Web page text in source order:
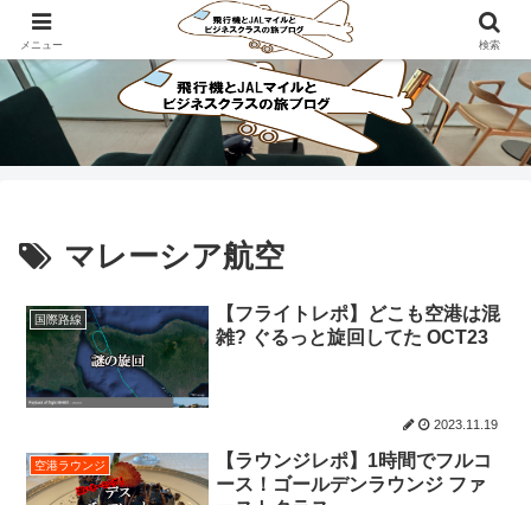
ビジネスクラスで旅にでよう！！
マレーシア航空
国際路線
【フライトレポ】どこも空港は混
雑? ぐるっと旋回してた OCT23
2023.11.19
空港ラウンジ
【ラウンジレポ】1時間でフルコ
ース！ゴールデンラウンジ ファ
メニュー 検索